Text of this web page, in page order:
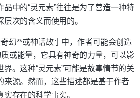
品中的“灵元素”往往是为了营造一种特
次的含义而使用的。
幻**或神话故事中，作者可能会创造
质或能量，它具有神奇的力量，可以影
界。这种“灵元素”可能是故事情节的关
来源。然而，这些描述都是基于作者
存在的科学事实。